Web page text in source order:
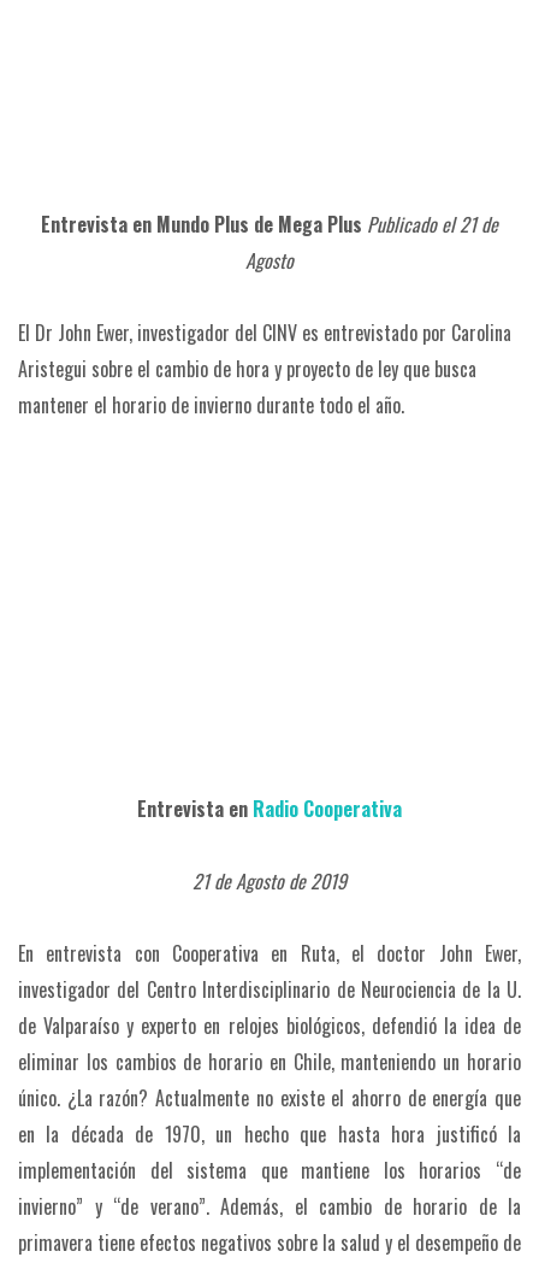
Entrevista en Mundo Plus de Mega Plus Publicado el 21 de
Agosto
El Dr John Ewer, investigador del CINV es entrevistado por Carolina
Aristegui sobre el cambio de hora y proyecto de ley que busca
mantener el horario de invierno durante todo el año.
Entrevista en Radio Cooperativa
21 de Agosto de 2019
En entrevista con Cooperativa en Ruta, el doctor John Ewer,
investigador del Centro Interdisciplinario de Neurociencia de la U.
de Valparaíso y experto en relojes biológicos, defendió la idea de
eliminar los cambios de horario en Chile, manteniendo un horario
único. ¿La razón? Actualmente no existe el ahorro de energía que
en la década de 1970, un hecho que hasta hora justificó la
implementación del sistema que mantiene los horarios “de
invierno” y “de verano”. Además, el cambio de horario de la
primavera tiene efectos negativos sobre la salud y el desempeño de